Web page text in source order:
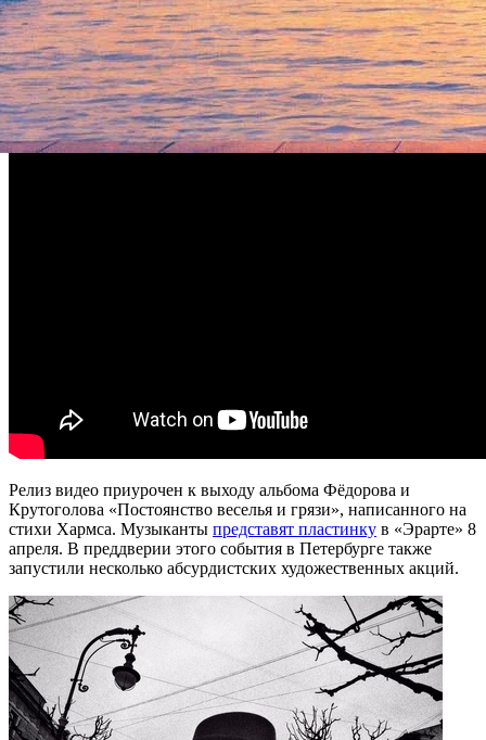
Главную роль исполнил Женя Анисимов, актёр театров
DEREVO, AXE и «Такого театра». То там, то тут персонаж
оставляет мешки с изображением хохочущего над жизнью
Даниила Хармса. Текст песни основан на драматической
поэме Хармса «Гвидон», написанной в конце 1930 года.
Релиз видео приурочен к выходу альбома Фёдорова и
Крутоголова «Постоянство веселья и грязи», написанного на
стихи Хармса. Музыканты представят пластинку в «Эрарте» 8
апреля. В преддверии этого события в Петербурге также
запустили несколько абсурдистских художественных акций.